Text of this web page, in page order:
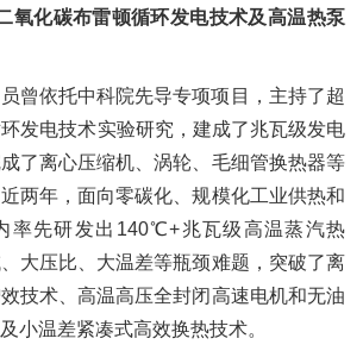
氧化碳布雷顿循环发电技术及高温热泵
曾依托中科院先导专项项目，主持了超
发电技术实验研究，建成了兆瓦级发电
了离心压缩机、涡轮、毛细管换热器等
两年，面向零碳化、规模化工业供热和
率先研发出140℃+兆瓦级高温蒸汽热
大压比、大温差等瓶颈难题，突破了离
技术、高温高压全封闭高速电机和无油
小温差紧凑式高效换热技术。